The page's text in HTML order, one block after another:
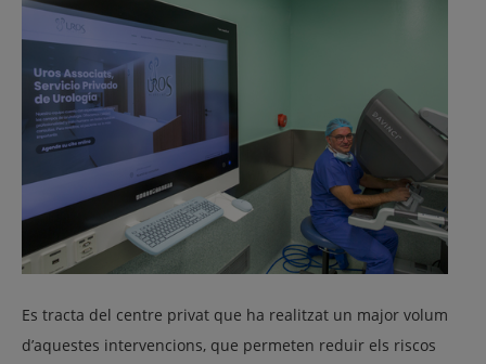
Es tracta del centre privat que ha realitzat un major volum
d’aquestes intervencions, que permeten reduir els riscos